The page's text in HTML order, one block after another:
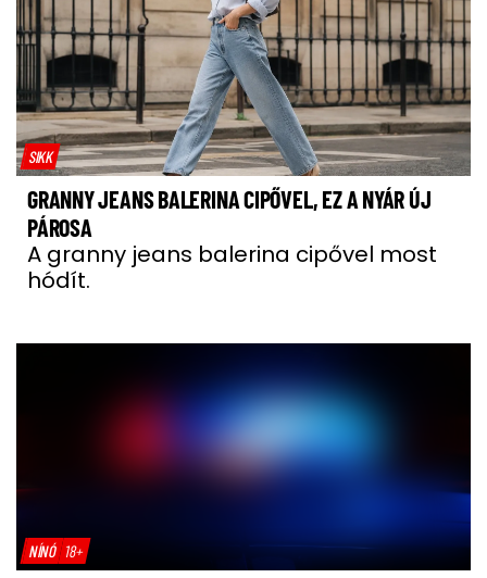
SIKK
GRANNY JEANS BALERINA CIPŐVEL, EZ A NYÁR ÚJ
PÁROSA
A granny jeans balerina cipővel most
hódít.
NÍNÓ 18+